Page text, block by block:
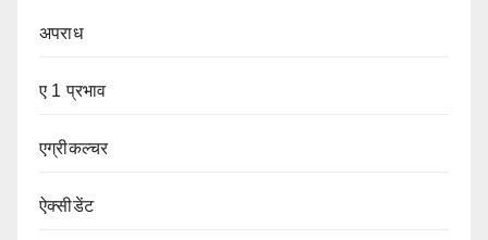
अपराध
ए 1 प्रभाव
एग्रीकल्चर
ऐक्सीडेंट